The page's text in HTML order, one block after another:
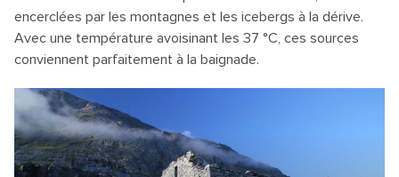
encerclées par les montagnes et les icebergs à la dérive.
Avec une température avoisinant les 37 °C, ces sources
conviennent parfaitement à la baignade.